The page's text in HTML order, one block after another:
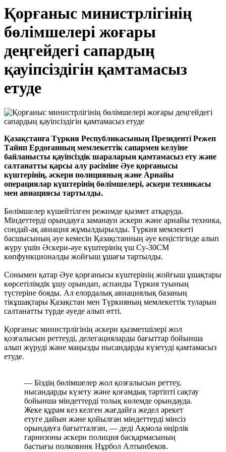
Қорғаныс министрлігінің
бөлімшелері жоғары
деңгейдегі сапардың
қауіпсіздігін қамтамасыз
етуде
Қазақстанға Түркия Республикасының Президенті Режеп
Тайип Ердоғанның мемлекеттік сапармен келуіне
байланысты қауіпсіздік шараларын қамтамасыз ету және
салтанатты қарсы алу рәсіміне Әуе қорғанысы
күштерінің, әскери полицияның және Арнайы
операциялар күштерінің бөлімшелері, әскери техникасы
мен авиациясы тартылды.
Бөлімшелер күшейтілген режимде қызмет атқаруда.
Міндеттерді орындауға заманауи әскери және арнайы техника,
сондай-ақ авиация жұмылдырылды. Түркия мемлекеті
басшысының әуе кемесін Қазақстанның әуе кеңістігінде алып
жүру үшін Әскери-әуе күштерінің үш Су-30СМ
көпфункционалды жойғыш ұшағы тартылды.
Сонымен қатар Әуе қорғанысы күштерінің жойғыш ұшақтары
көрсетілімдік ұшу орындап, аспанды Түркия туының
түстеріне бояды. Ал елордалық авиациялық базаның
тікұшақтары Қазақстан мен Түркияның мемлекеттік туларын
салтанатты түрде әуеде алып өтті.
Қорғаныс министрлігінің әскери қызметшілері жол
қозғалысын реттеуді, делегацияларды бағыттар бойынша
алып жүруді және маңызды нысандарды күзетуді қамтамасыз
етуде.
— Біздің бөлімшелер жол қозғалысын реттеу,
нысандарды күзету және қоғамдық тәртіпті сақтау
бойынша міндеттерді толық көлемде орындауда.
Жеке құрам кез келген жағдайға жедел әрекет
етуге дайын және қойылған міндеттерді мінсіз
орындауға бағытталған, — деді Ақмола өңірлік
гарнизоны әскери полиция басқармасының
бастығы полковник Нұрбол Алтынбеков.